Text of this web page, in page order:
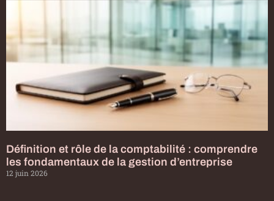
Définition et rôle de la comptabilité : comprendre
les fondamentaux de la gestion d’entreprise
12 juin 2026